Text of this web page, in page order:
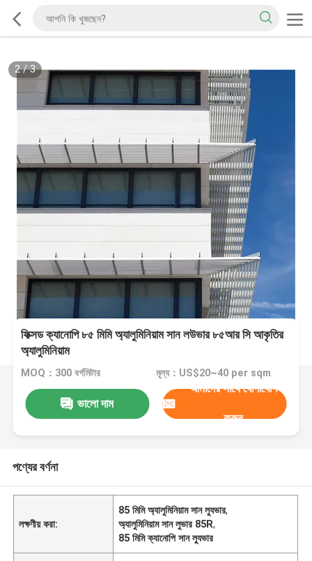
2/3
ফিক্সড ক্যানোপি ৮৫ মিমি অ্যালুমিনিয়াম সান লউভার ৮৫আর সি আকৃতির
অ্যালুমিনিয়াম
MOQ：300 বর্গমিটার মূল্য：US$20~40 per sqm
ভালো দাম
আমাদের সাথে যোগাযোগ
করুন
পণ্যের বর্ণনা
লক্ষণীয় করা:
85 মিমি অ্যালুমিনিয়াম সান ল্যুভার,
অ্যালুমিনিয়াম সান লুভার 85R,
85 মিমি ক্যানোপি সান ল্যুভার